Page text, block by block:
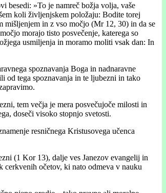
besedi: »To je namreč božja volja, vaše
koli življenjskem položaju: Bodite torej
mišljenjem in z vso močjo (Mr 12, 30) in da se
morajo tisto posvečenje, katerega so
usmiljenja in moramo moliti vsak dan: In
spoznavanja Boga in nadnaravne
od tega spoznavanja in te ljubezni in tako
tem večja je mera posvečujoče milosti in
doseči visoko stopnjo svetosti.
resničnega Kristusovega učenca
(1 Kor 13), dalje ves Janezov evangelij in
cerkvenih očetov, ki nato odmeva v nauku